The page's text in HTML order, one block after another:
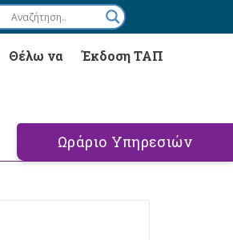
Θέλω να Έκδοση ΤΑΠ
Ωράριο Υπηρεσιών